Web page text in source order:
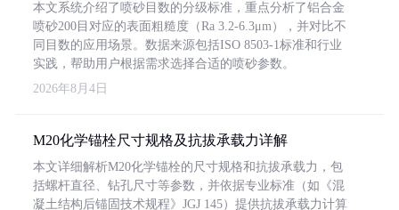
本文系统介绍了喷砂目数的分级标准，重点分析了铝合金
喷砂200目对应的表面粗糙度（Ra 3.2-6.3μm），并对比不
同目数的应用场景。数据来源包括ISO 8503-1标准和行业
实践，帮助用户根据需求选择合适的喷砂参数。
2026年8月4日
M20化学锚栓尺寸规格及抗拔承载力详解
本文详细解析M20化学锚栓的尺寸规格和抗拔承载力，包
括螺杆直径、钻孔尺寸等参数，并依据专业标准（如《混
凝土结构后锚固技术规程》JGJ 145）提供抗拔承载力计算